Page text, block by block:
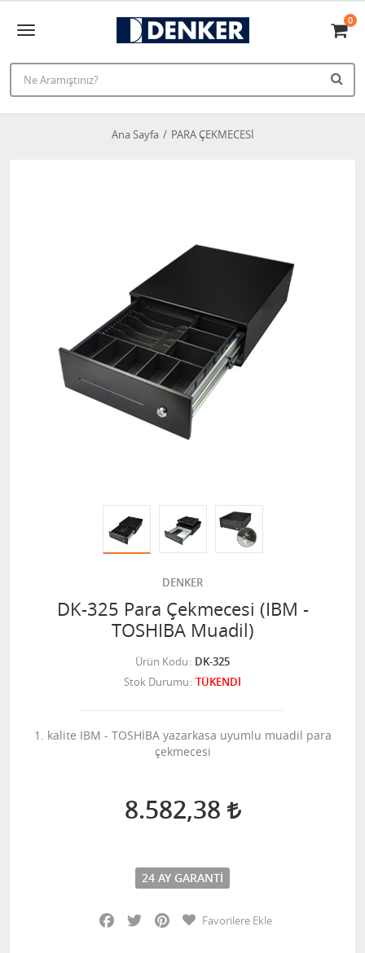
0
Ana Sayfa PARA ÇEKMECESİ
DENKER
DK-325 Para Çekmecesi (IBM -
TOSHIBA Muadil)
Ürün Kodu DK-325
Stok Durumu TÜKENDİ
1. kalite IBM - TOSHİBA yazarkasa uyumlu muadil para
çekmecesi
8.582,38
24 AY GARANTI
Facebook
Twitter PinterestFavorilere Ekle